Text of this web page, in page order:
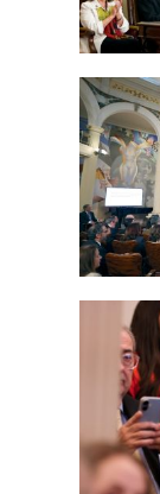
Zoom
Zoom